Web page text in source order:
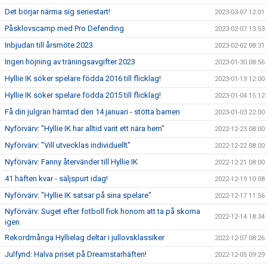
Det börjar närma sig seriestart! 2023-03-07 12:01
Påsklovscamp med Pro Defending 2023-02-07 13:53
Inbjudan till årsmöte 2023 2023-02-02 08:31
Ingen höjning av träningsavgifter 2023 2023-01-30 08:56
Hyllie IK söker spelare födda 2016 till flicklag! 2023-01-19 12:00
Hyllie IK söker spelare födda 2015 till flicklag! 2023-01-04 15:12
Få din julgran hämtad den 14 januari - stötta barnen 2023-01-03 22:00
Nyförvärv: "Hyllie IK har alltid varit ett nära hem" 2022-12-23 08:00
Nyförvärv: "Vill utvecklas individuellt" 2022-12-22 08:00
Nyförvärv: Fanny återvänder till Hyllie IK 2022-12-21 08:00
41 häften kvar - säljspurt idag! 2022-12-19 10:08
Nyförvärv: "Hyllie IK satsar på sina spelare" 2022-12-17 11:56
Nyförvärv: Suget efter fotboll fick honom att ta på skorna
igen
2022-12-14 18:34
Rekordmånga Hyllielag deltar i jullovsklassiker 2022-12-07 08:26
Julfynd: Halva priset på Dreamstarhäften! 2022-12-05 09:29